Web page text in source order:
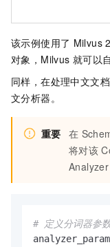
该示例使用了 Milvus
对象，Milvus 就可以
同样，在处理中文文
文分析器。
重要 在
将对该
# 定义分词器参